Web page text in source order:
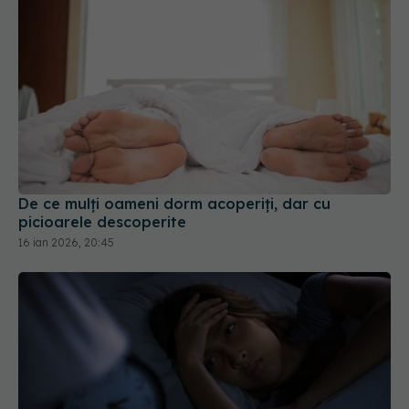
De ce mulți oameni dorm acoperiți, dar cu
picioarele descoperite
16 ian 2026, 20:45